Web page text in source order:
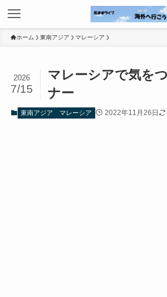
ホーム 東南アジア マレーシア
マレーシアで気を
ナー
2026
7/15
東南アジア マレーシア 2022年11月26日